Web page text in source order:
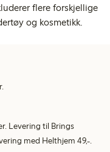
flere forskjellige
og kosmetikk.
Levering til Brings
med Helthjem 49,-.